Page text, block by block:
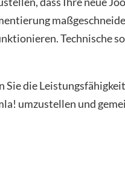
Technische
die
umzustellen und